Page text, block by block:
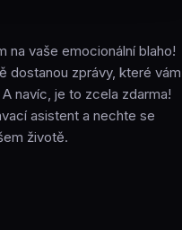
na vaše emocionální blaho!
dostanou zprávy, které vám
navíc, je to zcela zdarma!
asistent a nechte se
životě.